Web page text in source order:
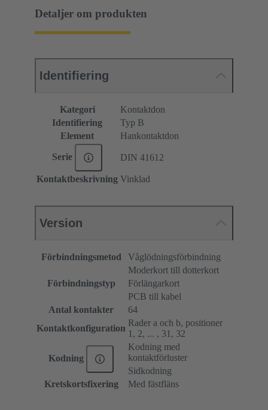
Detaljer om produkten
Identifiering
Kategori
Kontaktdon
Identifiering
Typ B
Element
Hankontaktdon
Serie DIN 41612
Kontaktbeskrivning Vinklad
Version
Förbindningsmetod Våglödningsförbindning
Förbindningstyp
Moderkort till dotterkort
Förlängarkort
PCB till kabel
Antal kontakter
64
Kontaktkonfiguration
Rader a och b, positioner
1, 2, ... , 31, 32
Kodning
Kodning med
kontaktförluster
Sidkodning
Kretskortsfixering
Med fästfläns